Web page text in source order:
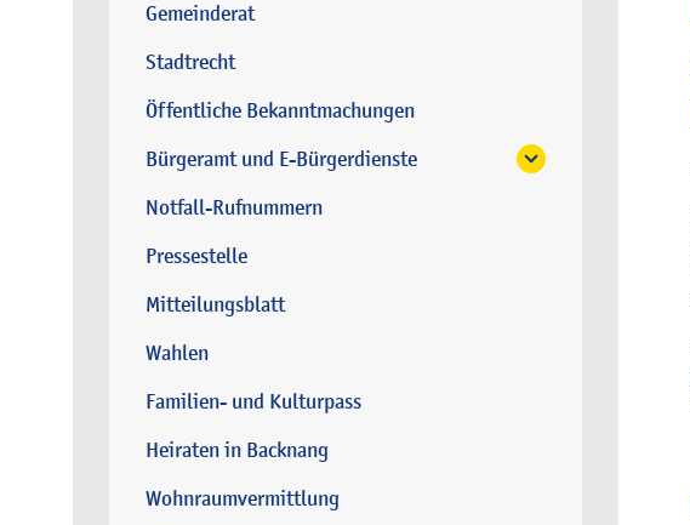
Gemeinderat
Stadtrecht
Öffentliche Bekanntmachungen
Bürgeramt und E-Bürgerdienste
Notfall-Rufnummern
Pressestelle
Mitteilungsblatt
Wahlen
Familien- und Kulturpass
Heiraten in Backnang
Wohnraumvermittlung